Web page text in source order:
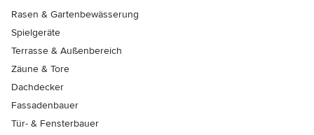
Rasen & Gartenbewässerung
Spielgeräte
Terrasse & Außenbereich
Zäune & Tore
Dachdecker
Fassadenbauer
Tür- & Fensterbauer